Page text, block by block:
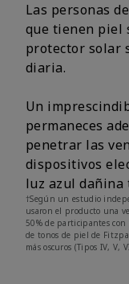
Las personas
que tienen piel
protector solar
diaria.
Un
permaneces
penetrar las
dispositivos
luz azul dañina
†Según un estudio
usaron el producto una
50% de participantes con
de tonos de piel de
más oscuros (Tipos IV, V,